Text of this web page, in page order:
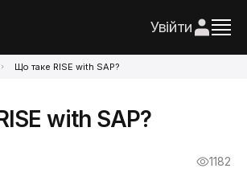
Увійти
Що таке RISE with SAP?
with SAP?
1182